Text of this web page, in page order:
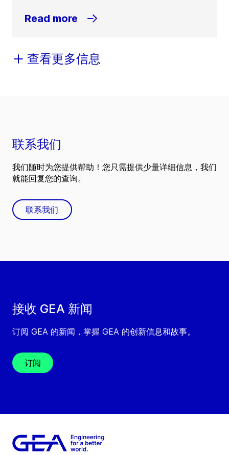
Read more
查看更多信息
接收 GEA 新闻
订阅 GEA 的新闻，掌握 GEA 的创新信息和故事。
订阅
联系我们
我们随时为您提供帮助！您只需提供少量详细信息，我们
就能回复您的查询。
联系我们